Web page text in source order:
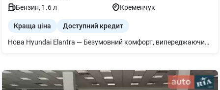
Бензин, 1.6л Кременчук
Краща ціна Доступний кредит
Нова Hyundai Elantra — Безумовний комфорт, випереджаючий час. Пропонуємо вашій увазі абсолютно нову Hyundai Elantra — седан, який поєднує в собі преміальний комфорт, високу надійність та передові технології. Ідеальний вибір як для щоденних ділових поїздок містом, так і для тривалих сімейних подорожей. Простір: Просторий ергономічний салон із високоякісних матеріалів та місткий багажник. Економічність: Сучасний двигун з мінімальними показниками витрати пального.